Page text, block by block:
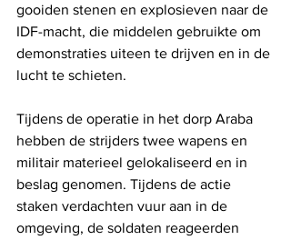
gooiden stenen en explosieven naar de
IDF-macht, die middelen gebruikte om
demonstraties uiteen te drijven en in de
lucht te schieten.
Tijdens de operatie in het dorp Araba
hebben de strijders twee wapens en
militair materieel gelokaliseerd en in
beslag genomen. Tijdens de actie
staken verdachten vuur aan in de
omgeving, de soldaten reageerden